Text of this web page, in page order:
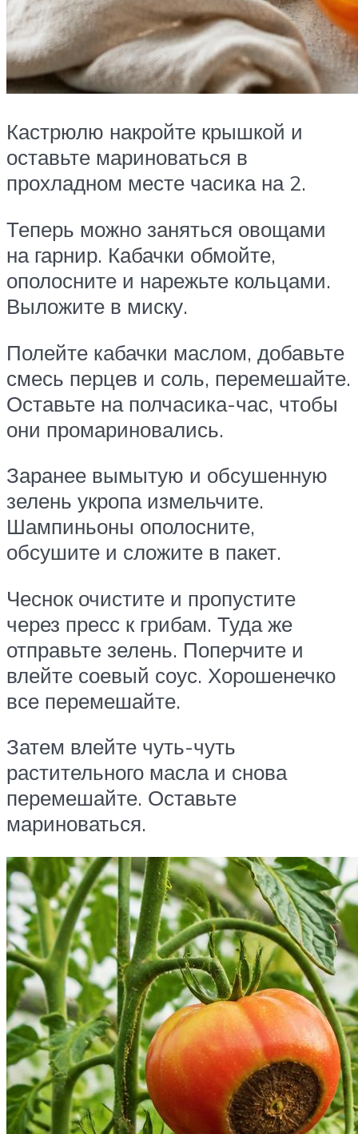
Кастрюлю накройте крышкой и
оставьте мариноваться в
прохладном месте часика на 2.
Теперь можно заняться овощами
на гарнир. Кабачки обмойте,
ополосните и нарежьте кольцами.
Выложите в миску.
Полейте кабачки маслом, добавьте
смесь перцев и соль, перемешайте.
Оставьте на полчасика-час, чтобы
они промариновались.
Заранее вымытую и обсушенную
зелень укропа измельчите.
Шампиньоны ополосните,
обсушите и сложите в пакет.
Чеснок очистите и пропустите
через пресс к грибам. Туда же
отправьте зелень. Поперчите и
влейте соевый соус. Хорошенечко
все перемешайте.
Затем влейте чуть-чуть
растительного масла и снова
перемешайте. Оставьте
мариноваться.